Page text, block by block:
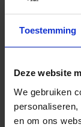
Toestemming
Deze website
We gebruiken
en om ons